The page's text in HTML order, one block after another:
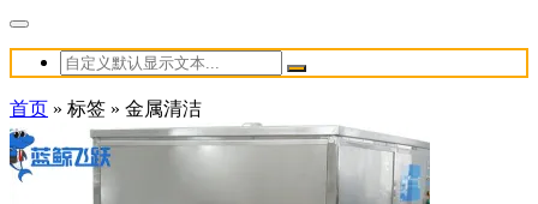
首页 » 标签 » 金属清洁